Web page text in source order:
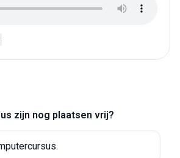
zijn nog plaatsen vrij?